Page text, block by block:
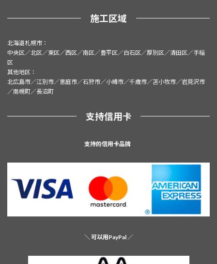
施工区域
北海道札幌市：
中央区／北区／東区／西区／南区／豊平区／白石区／厚別区／清田区／手稲
区
其他地区：
北広島市／江別市／恵庭市／石狩市／小樽市／千歳市／苫小牧市／岩見沢市
／南幌町／長沼町
支持信用卡
支持的信用卡品牌
＼ 可以用PayPal／